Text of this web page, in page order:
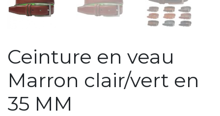
Ceinture en veau
Marron clair/vert en
35 MM